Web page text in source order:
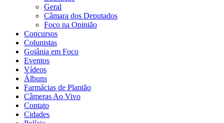
Geral
Câmara dos Deputados
Foco na Opinião
Concursos
Colunistas
Goiânia em Foco
Eventos
Vídeos
Álbuns
Farmácias de Plantão
Câmeras Ao Vivo
Contato
Cidades